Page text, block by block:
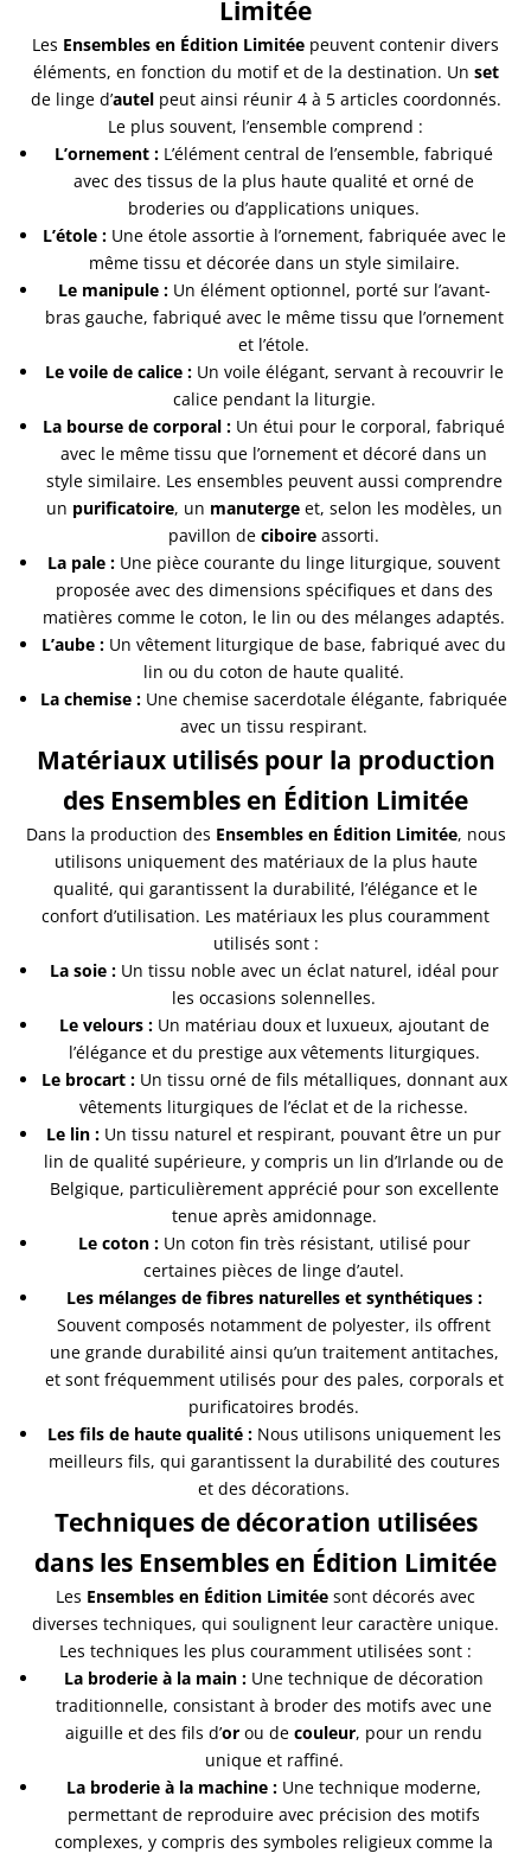
Limitée
Les Ensembles en Édition Limitée peuvent contenir divers
éléments, en fonction du motif et de la destination. Un set
de linge d’autelpeut ainsi réunir 4 à 5 articles coordonnés.
Le plus souvent, l’ensemble comprend :
L’ornement : L’élément central de l’ensemble, fabriqué
avec des tissus de la plus haute qualité et orné de
broderies ou d’applications uniques.
L’étole :Une étole assortie à l’ornement, fabriquée avec le
même tissu et décorée dans un style similaire.
Le manipule :Un élément optionnel, porté sur l’avant-
bras gauche, fabriqué avec le même tissu que l’ornement
et l’étole.
Le voile de calice :Un voile élégant, servant à recouvrir le
calice pendant la liturgie.
La bourse de corporal : Un étui pour le corporal, fabriqué
avec le même tissu que l’ornement et décoré dans un
style similaire. Les ensembles peuvent aussi comprendre
un purificatoire, un manutergeet, selon les modèles, un
pavillon de ciboire assorti.
La pale : Une pièce courante du linge liturgique, souvent
proposée avec des dimensions spécifiques et dans des
matières comme le coton, le lin ou des mélanges adaptés.
L’aube : Un vêtement liturgique de base, fabriqué avec du
lin ou du coton de haute qualité.
La chemise : Une chemise sacerdotale élégante, fabriquée
avec un tissu respirant.
Matériaux utilisés pour la production
des Ensembles en Édition Limitée
Dans la production des Ensembles en Édition Limitée, nous
utilisons uniquement des matériaux de la plus haute
qualité, qui garantissent la durabilité, l’élégance et le
confort d’utilisation. Les matériaux les plus couramment
utilisés sont :
La soie :Un tissu noble avec un éclat naturel, idéal pour
les occasions solennelles.
Le velours :Un matériau doux et luxueux, ajoutant de
l’élégance et du prestige aux vêtements liturgiques.
Le brocart :Un tissu orné de fils métalliques, donnant aux
vêtements liturgiques de l’éclat et de la richesse.
Le lin : Un tissu naturel et respirant, pouvant être un pur
lin de qualité supérieure, y compris un lin d’Irlande ou de
Belgique, particulièrement apprécié pour son excellente
tenue après amidonnage.
Le coton :Un coton fin très résistant, utilisé pour
certaines pièces de linge d’autel.
Les mélanges de fibres naturelles et synthétiques :
Souvent composés notamment de polyester, ils offrent
une grande durabilité ainsi qu’un traitement antitaches,
et sont fréquemment utilisés pour des pales, corporals et
purificatoires brodés.
Les fils de haute qualité :Nous utilisons uniquement les
meilleurs fils, qui garantissent la durabilité des coutures
et des décorations.
Techniques de décoration utilisées
dans les Ensembles en Édition Limitée
Les Ensembles en Édition Limitée sont décorés avec
diverses techniques, qui soulignent leur caractère unique.
Les techniques les plus couramment utilisées sont :
La broderie à la main : Une technique de décoration
traditionnelle, consistant à broder des motifs avec une
aiguille et des fils d’or ou de couleur, pour un rendu
unique et raffiné.
La broderie à la machine : Une technique moderne,
permettant de reproduire avec précision des motifs
complexes, y compris des symboles religieux comme la